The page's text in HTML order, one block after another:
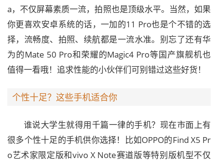
a，不仅屏幕素质一流，拍照也是顶级水平。当然，如果
你更喜欢安卓系统的话，一加的11 Pro也是个不错的选
择，流畅度、拍照、续航都是一流水准。别忘了还有华
为的Mate 50 Pro和荣耀的Magic4 Pro等国产旗舰机也
值得一看哦！追求性能的小伙伴们可别错过这些好货！
个性十足？这些手机适合你
谁说大学生就得用千篇一律的手机？现在市面上有
很多个性十足的手机供你选择！比如OPPO的Find X5 Pr
o艺术家限定版和vivo X Note赛道版等特别版机型不仅